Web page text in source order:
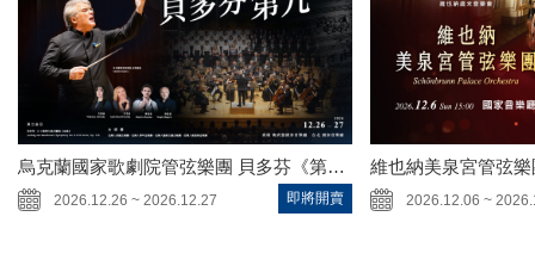
烏克蘭國家歌劇院管弦樂團 貝多芬《第九號交響曲》
2026.12.26 ~ 2026.12.27 即將開賣
維也納美泉宮管弦樂
2026.12.06 ~